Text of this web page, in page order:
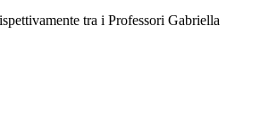
tra i Professori Gabriella